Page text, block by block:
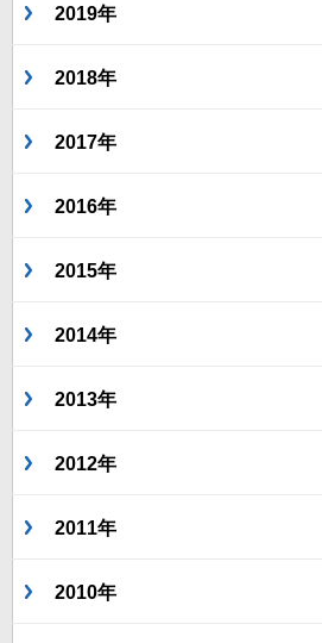
2019年
2018年
2017年
2016年
2015年
2014年
2013年
2012年
2011年
2010年